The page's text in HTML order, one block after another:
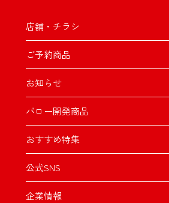
店舗・チラシ
ご予約商品
お知らせ
バロー開発商品
おすすめ特集
公式SNS
企業情報